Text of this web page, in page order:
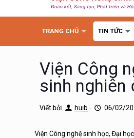
TRANG CHỦ TIN TỨC
Viện Công
sinh
Viết bởi huib - 06/02/
Viện Công nghệ sinh học, Đại